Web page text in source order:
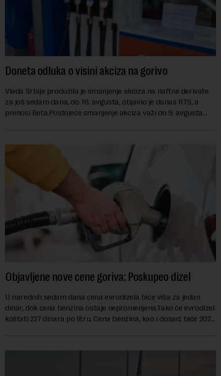
Doneta odluka o visini akciza na gorivo
Vlada Srbije produžila je smanjenje akciza na naftne derivate
za još sedam dana, do 16. avgusta, objavio je danas RTS, a
prenosi Beta.Postojeće smanjenje akciza važi do 9. avgusta
Objavljene nove cene goriva: Poskupeo dizel
U narednih sedam dana cena evrodizela biće viša za jedan
dinar, dok cena benzina ostaje nepromenjena.Tako će evrodizel
koštati 227 dinara po litru. Cena benzina, kao i dosad, biće 202